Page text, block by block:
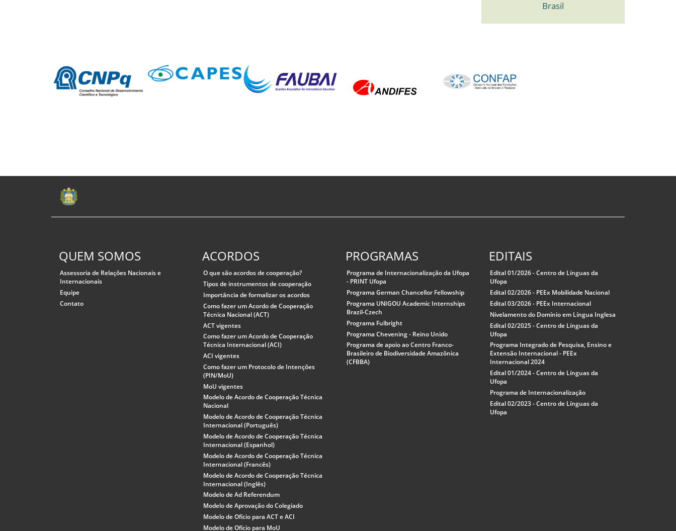
Brasil
QUEM SOMOS
Assessoria de Relações Nacionais e
Internacionais
Equipe
Contato
ACORDOS
O que são acordos de cooperação?
Tipos de instrumentos de cooperação
Importância de formalizar os acordos
Como fazer um Acordo de Cooperação
Técnica Nacional (ACT)
ACT vigentes
Como fazer um Acordo de Cooperação
Técnica Internacional (ACI)
ACI vigentes
Como fazer um Protocolo de Intenções
(PIN/MoU)
MoU vigentes
Modelo de Acordo de Cooperação Técnica
Nacional
Modelo de Acordo de Cooperação Técnica
Internacional (Português)
Modelo de Acordo de Cooperação Técnica
Internacional (Espanhol)
Modelo de Acordo de Cooperação Técnica
Internacional (Francês)
Modelo de Acordo de Cooperação Técnica
Internacional (Inglês)
Modelo de Ad Referendum
Modelo de Aprovação do Colegiado
Modelo de Ofício para ACT e ACI
Modelo de Ofício para MoU
PROGRAMAS
Programa de Internacionalização da Ufopa
- PRINT Ufopa
Programa German Chancellor Fellowship
Programa UNIGOU Academic Internships
Brazil-Czech
Programa Fulbright
Programa Chevening - Reino Unido
Programa de apoio ao Centro Franco-
Brasileiro de Biodiversidade Amazônica
(CFBBA)
EDITAIS
Edital 01/2026 - Centro de Línguas da
Ufopa
Edital 02/2026 - PEEx Mobilidade Nacional
Edital 03/2026 - PEEx Internacional
Nivelamento do Domínio em Língua Inglesa
Edital 02/2025 - Centro de Línguas da
Ufopa
Programa Integrado de Pesquisa, Ensino e
Extensão Internacional - PEEx
Internacional 2024
Edital 01/2024 - Centro de Línguas da
Ufopa
Programa de Internacionalização
Edital 02/2023 - Centro de Línguas da
Ufopa